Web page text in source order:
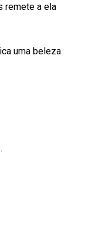
remete a ela
uma beleza